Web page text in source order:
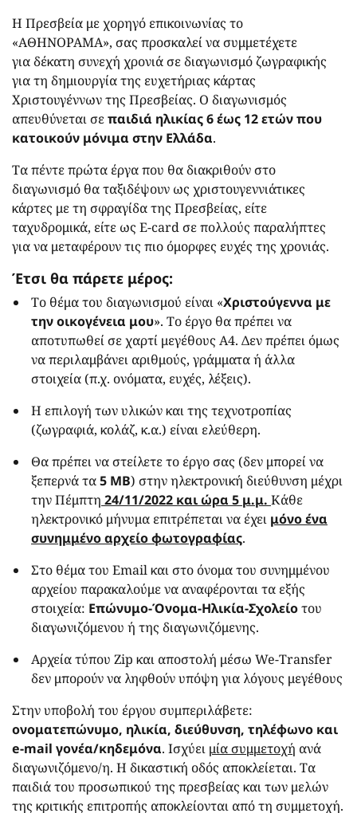
Η Πρεσβεία με χορηγό επικοινωνίας το
«ΑΘΗΝΟΡΑΜΑ», σας προσκαλεί να συμμετέχετε
για δέκατη συνεχή χρονιά σε διαγωνισμό ζωγραφικής
για τη δημιουργία της ευχετήριας κάρτας
Χριστουγέννων της Πρεσβείας. Ο διαγωνισμός
απευθύνεται σεπαιδιά ηλικίας 6 έως 12 ετών που
κατοικούν μόνιμα στην Ελλάδα.
Τα πέντε πρώτα έργα που θα διακριθούν στο
διαγωνισμό θα ταξιδέψουν ως χριστουγεννιάτικες
κάρτες με τη σφραγίδα της Πρεσβείας, είτε
ταχυδρομικά, είτε ως E-card σε πολλούς παραλήπτες
για να μεταφέρουν τις πιο όμορφες ευχές της χρονιάς.
Έτσι θα πάρετε μέρος:
Το θέμα του διαγωνισμού είναι «Χριστούγεννα με
την οικογένεια μου». Το έργο θα πρέπει να
αποτυπωθεί σε χαρτί μεγέθους Α4. Δεν πρέπει όμως
να περιλαμβάνει αριθμούς, γράμματα ή άλλα
στοιχεία (π.χ. ονόματα, ευχές, λέξεις).
Η επιλογή των υλικών και της τεχνοτροπίας
(ζωγραφιά, κολάζ, κ.α.) είναι ελεύθερη.
Θα πρέπει να στείλετε το έργο σας (δεν μπορεί να
ξεπερνά τα5 MB) στην ηλεκτρονική διεύθυνση μέχρι
την Πέμπτη 24/11/2022 και ώρα 5 μ.μ. Κάθε
ηλεκτρονικό μήνυμα επιτρέπεται να έχει μόνο ένα
συνημμένο αρχείο φωτογραφίας.
Στο θέμα του Email και στο όνομα του συνημμένου
αρχείου παρακαλούμε να αναφέρονται τα εξής
στοιχεία: Επώνυμο-Όνομα-Ηλικία-Σχολείοτου
διαγωνιζόμενου ή της διαγωνιζόμενης.
Αρχεία τύπου Zip και αποστολή μέσω We-Transfer
δεν μπορούν να ληφθούν υπόψη για λόγους μεγέθους
Στην υποβολή του έργου συμπεριλάβετε:
ονοματεπώνυμο, ηλικία, διεύθυνση, τηλέφωνο και
e-mail γονέα/κηδεμόνα. Ισχύει μία συμμετοχή ανά
διαγωνιζόμενο/η. Η δικαστική οδός αποκλείεται. Τα
παιδιά του προσωπικού της πρεσβείας και των μελών
της κριτικής επιτροπής αποκλείονται από τη συμμετοχή.